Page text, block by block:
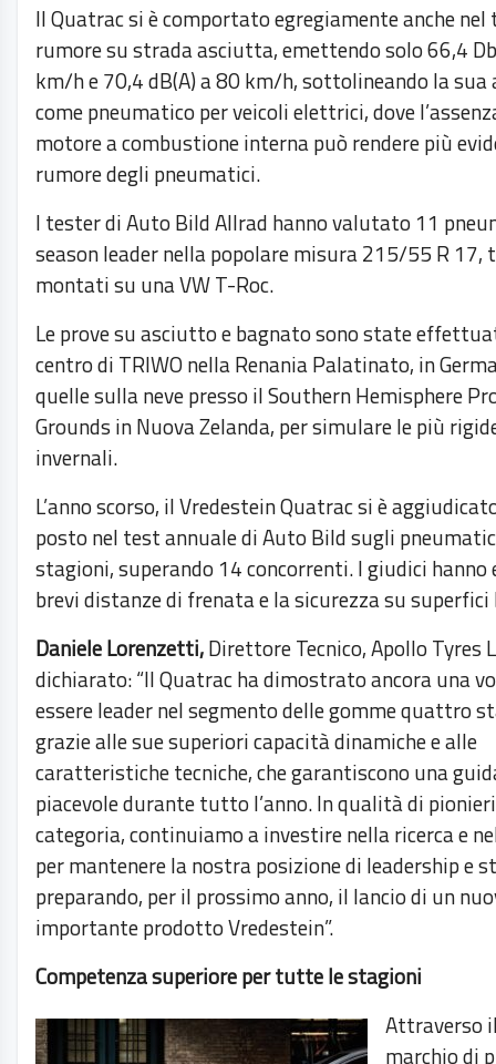
Il Quatrac si è comportato egregiamente anche
rumore su strada asciutta, emettendo solo 66,4
km/h e 70,4 dB(A) a 80 km/h, sottolineando la
come pneumatico per veicoli elettrici, dove
motore a combustione interna può rendere più
rumore degli pneumatici.
I tester di Auto Bild Allrad hanno valutato 11
season leader nella popolare misura 215/55 R
montati su una VW T-Roc.
Le prove su asciutto e bagnato sono state
centro di TRIWO nella Renania Palatinato, in
quelle sulla neve presso il Southern Hemisphere
Grounds in Nuova Zelanda, per simulare le più
invernali.
L’anno scorso, il Vredestein Quatrac si è
posto nel test annuale di Auto Bild sugli
stagioni, superando 14 concorrenti. I giudici
brevi distanze di frenata e la sicurezza su superfici
Daniele Lorenzetti,Direttore Tecnico, Apollo Tyres
dichiarato: “Il Quatrac ha dimostrato ancora una
essere leader nel segmento delle gomme quattro
grazie alle sue superiori capacità dinamiche e alle
caratteristiche tecniche, che garantiscono una
piacevole durante tutto l’anno. In qualità di
categoria, continuiamo a investire nella ricerca e
per mantenere la nostra posizione di leadership e
preparando, per il prossimo anno, il lancio di un
importante prodotto Vredestein”.
Competenza superiore per tutte le stagioni
Attraverso
marchio di